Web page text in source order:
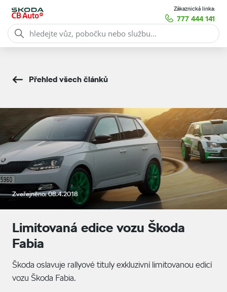
Zákaznická linka:
777 444 141
Přehled všech článků
Zveřejněno: 08.4.2018
Limitovaná edice vozu Škoda
Fabia
Škoda oslavuje rallyové tituly exkluzivní limitovanou edicí
vozu Škoda Fabia.